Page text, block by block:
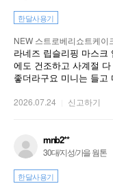
한달사용기
NEW 스트로베리쇼트케이
라네즈 립슬리핑 마스크
에도 건조하고 사계절
좋더라구요 미니는 들고
2026.07.24 신고하기
mnb2**
30대/지성/가을 웜톤
한달사용기